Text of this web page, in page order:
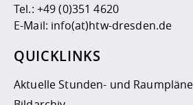
Tel.: +49 (0)351 4620
E-Mail: info(at)htw-dresden.de
QUICKLINKS
Aktuelle Stunden- und Raumpläne